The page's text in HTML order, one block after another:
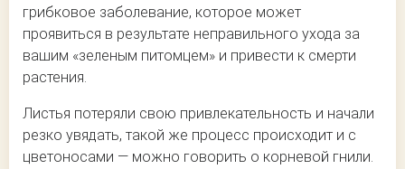
грибковое заболевание, которое может
проявиться в результате неправильного ухода за
вашим «зеленым питомцем» и привести к смерти
растения.
Листья потеряли свою привлекательность и начали
резко увядать, такой же процесс происходит и с
цветоносами — можно говорить о корневой гнили.